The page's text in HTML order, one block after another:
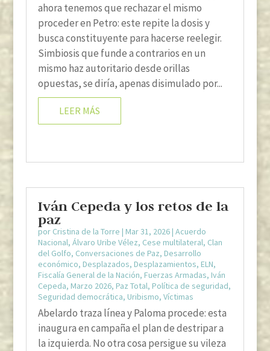
ahora tenemos que rechazar el mismo
proceder en Petro: este repite la dosis y
busca constituyente para hacerse reelegir.
Simbiosis que funde a contrarios en un
mismo haz autoritario desde orillas
opuestas, se diría, apenas disimulado por...
LEER MÁS
Iván Cepeda y los retos de la
paz
por Cristina de la Torre | Mar 31, 2026| Acuerdo
Nacional, Álvaro Uribe Vélez, Cese multilateral, Clan
del Golfo, Conversaciones de Paz, Desarrollo
económico, Desplazados, Desplazamientos, ELN,
Fiscalía General de la Nación, Fuerzas Armadas, Iván
Cepeda, Marzo 2026, Paz Total, Política de seguridad,
Seguridad democrática, Uribismo, Víctimas
Abelardo traza línea y Paloma procede: esta
inaugura en campaña el plan de destripar a
la izquierda. No otra cosa persigue su vileza